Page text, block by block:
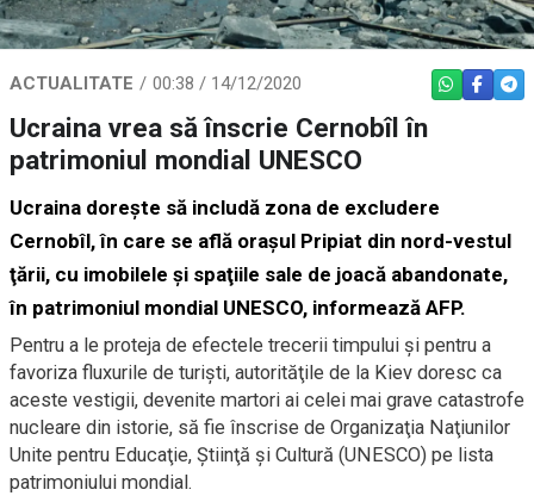
ACTUALITATE 00:38 / 14/12/2020 WHATSAPP
Ucraina vrea să înscrie Cernobîl în
patrimoniul mondial UNESCO
Ucraina doreşte să includă zona de excludere
Cernobîl, în care se află oraşul Pripiat din nord-vestul
ţării, cu imobilele şi spaţiile sale de joacă abandonate,
în patrimoniul mondial UNESCO, informează AFP.
Pentru a le proteja de efectele trecerii timpului şi pentru a
favoriza fluxurile de turişti, autorităţile de la Kiev doresc ca
aceste vestigii, devenite martori ai celei mai grave catastrofe
nucleare din istorie, să fie înscrise de Organizaţia Naţiunilor
Unite pentru Educaţie, Ştiinţă şi Cultură (UNESCO) pe lista
patrimoniului mondial.